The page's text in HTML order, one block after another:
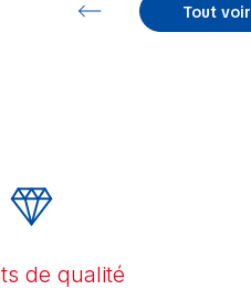
Tout voir
de qualité